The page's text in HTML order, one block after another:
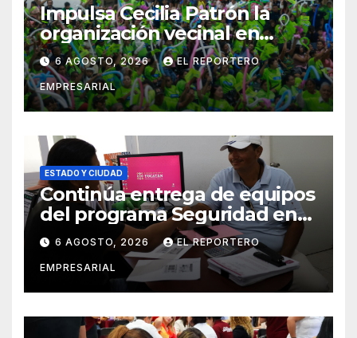
Impulsa Cecilia Patrón la
organización vecinal en
Mérida y suma a comités de
vigilancia en la prevención
social del delito
6 AGOSTO, 2026 EL REPORTERO
EMPRESARIAL
ESTADO Y CIUDAD
Continúa entrega de equipos
del programa Seguridad en
el Mar
6 AGOSTO, 2026 EL REPORTERO
EMPRESARIAL